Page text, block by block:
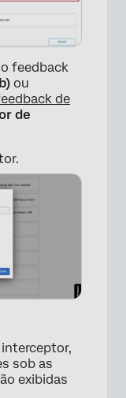
feedback
ou
de
de
sob as
exibidas